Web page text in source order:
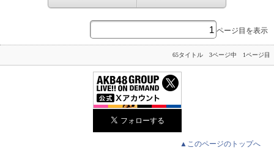
ページ目を表示
65タイトル 3ページ中 1ページ目
▲このページのトップへ